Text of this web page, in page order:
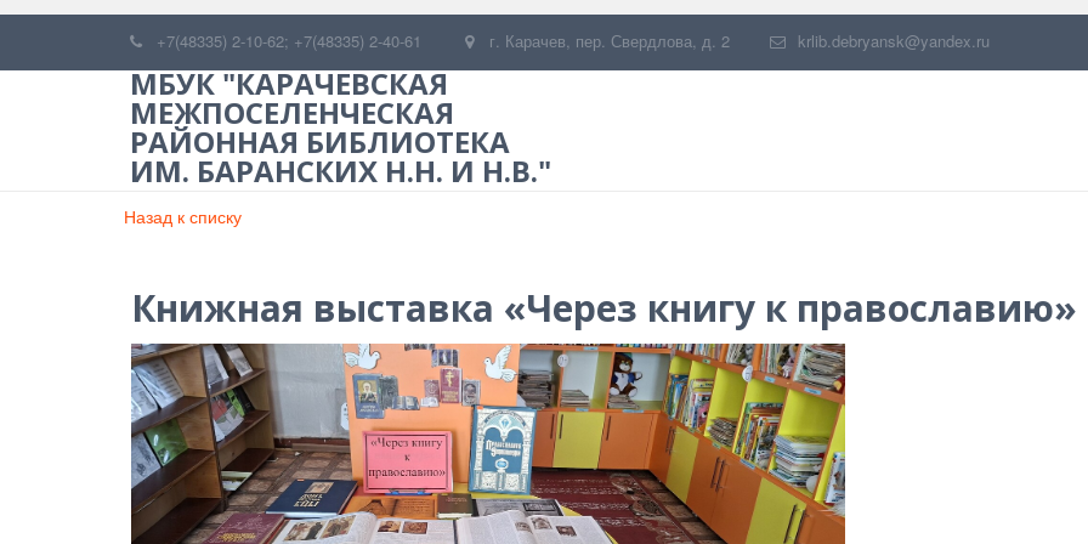
+7(48335) 2-10-62; +7(48335) 2-40-61 г. Карачев, пер. Свердлова, д. 2 krlib.debryansk@yandex.ru
МБУК "КАРАЧЕВСКАЯ
МЕЖПОСЕЛЕНЧЕСКАЯ
РАЙОННАЯ БИБЛИОТЕКА
ИМ. БАРАНСКИХ Н.Н. И Н.В."
Назад к списку
Книжная выставка «Через книгу к православию»